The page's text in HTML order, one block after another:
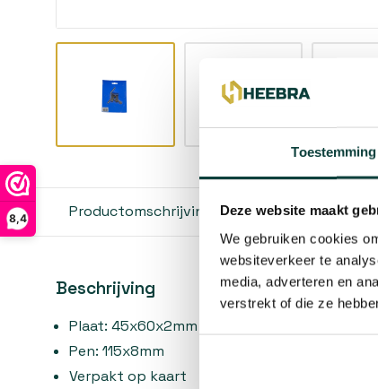
Toestemming
Deze website maakt
We gebruiken cookies
websiteverkeer te
media, adverteren en
verstrekt of die ze
8,4 Productomschrijving Reviews
Beschrijving
Plaat: 45x60x2mm
Pen: 115x8mm
Verpakt op kaart